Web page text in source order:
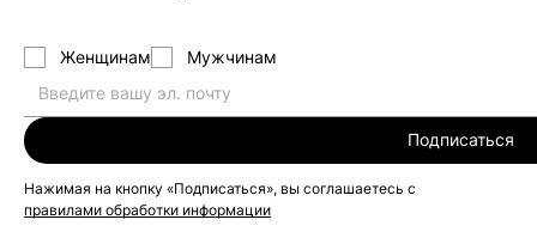
Женщинам Мужчинам
Подписаться
Нажимая на кнопку «Подписаться», вы соглашаетесь с
правилами обработки информации